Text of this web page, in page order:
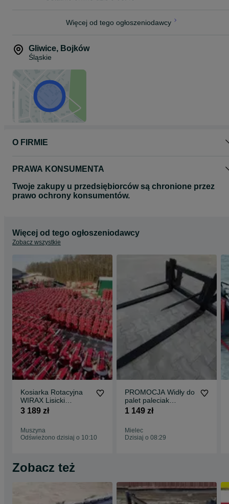
Więcej od tego ogłoszeniodawcy
Gliwice, Bojków
Śląskie
O FIRMIE
PRAWA KONSUMENTA
Twoje zakupy u przedsiębiorców są chronione przez
prawo ochrony konsumentów.
Więcej od tego ogłoszeniodawcy
Zobacz wszystkie
Kosiarka Rotacyjna
WIRAX Lisicki
Kowalski Bębnowa
3 189 zł
Muszyna
Odświeżono dzisiaj o 10:10
PROMOCJA Widły do
palet paleciak
Mailleux EURO SMS -
1 149 zł
Mielec
Dzisiaj o 08:29
Zobacz też